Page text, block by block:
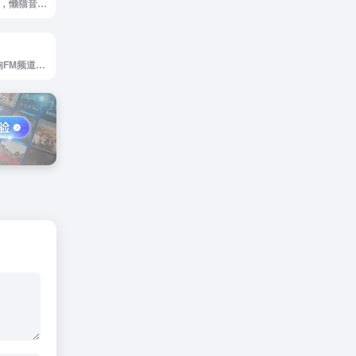
懒猫音乐论坛官网，懒猫音乐论坛提供全网最新最全无损音乐下载，涵盖CD包音乐论坛，完美汽车音乐论坛，思清，吾爱，醉音，麦田，炫音音乐论坛等所有VIP音乐资源下载论坛！
酷狗FM官网，酷狗FM频道，数十个音乐FM为你精心打造，带你邂逅喜爱的音乐，享受随意听音乐的精彩。